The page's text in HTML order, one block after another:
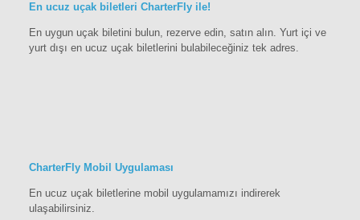
En ucuz uçak biletleri CharterFly ile!
En uygun uçak biletini bulun, rezerve edin, satın alın. Yurt içi ve
yurt dışı en ucuz uçak biletlerini bulabileceğiniz tek adres.
CharterFly Mobil Uygulaması
En ucuz uçak biletlerine mobil uygulamamızı indirerek
ulaşabilirsiniz.